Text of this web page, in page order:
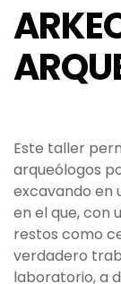
Este taller
arqueólogos
excavando en
en el que, con
restos como
verdadero
laboratorio, a